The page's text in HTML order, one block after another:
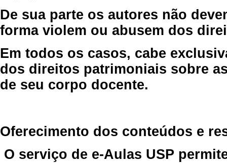
De sua parte os autores não
forma violem ou abusem dos
Em todos os casos, cabe
dos direitos patrimoniais sobre
de seu corpo docente.
Oferecimento dos conteúdos e
O serviço de e-Aulas USP